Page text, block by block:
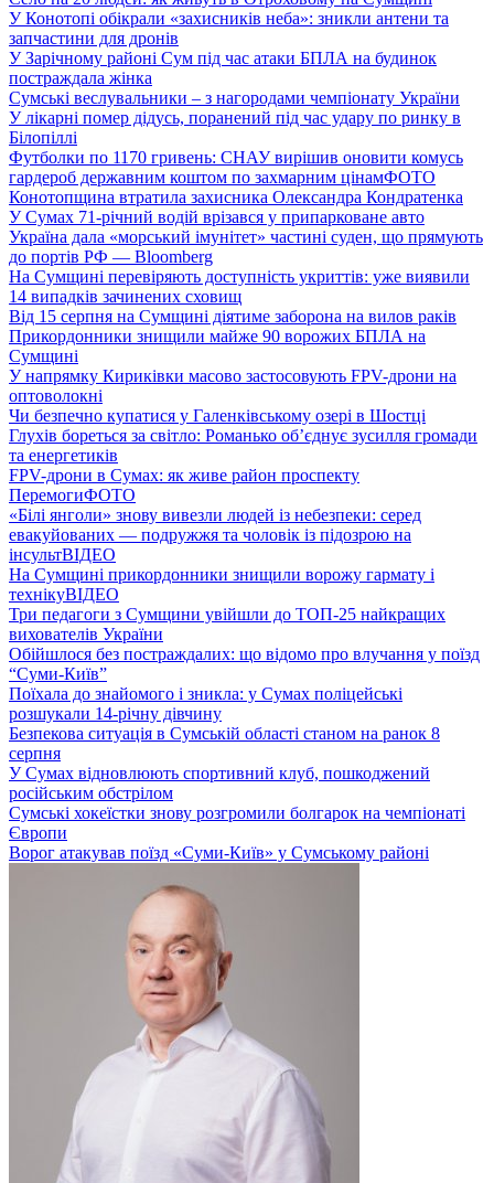
У Конотопі обікрали «захисників неба»: зникли антени та
запчастини для дронів
У Зарічному районі Сум під час атаки БПЛА на будинок
постраждала жінка
Сумські веслувальники – з нагородами чемпіонату України
У лікарні помер дідусь, поранений під час удару по ринку в
Білопіллі
Футболки по 1170 гривень: СНАУ вирішив оновити комусь
гардероб державним коштом по захмарним цінамФОТО
Конотопщина втратила захисника Олександра Кондратенка
У Сумах 71-річний водій врізався у припарковане авто
Україна дала «морський імунітет» частині суден, що прямують
до портів РФ — Bloomberg
На Сумщині перевіряють доступність укриттів: уже виявили
14 випадків зачинених сховищ
Від 15 серпня на Сумщині діятиме заборона на вилов раків
Прикордонники знищили майже 90 ворожих БПЛА на
Сумщині
У напрямку Кириківки масово застосовують FPV-дрони на
оптоволокні
Чи безпечно купатися у Галенківському озері в Шостці
Глухів бореться за світло: Романько об’єднує зусилля громади
та енергетиків
FPV-дрони в Сумах: як живе район проспекту
ПеремогиФОТО
«Білі янголи» знову вивезли людей із небезпеки: серед
евакуйованих — подружжя та чоловік із підозрою на
інсультВІДЕО
На Сумщині прикордонники знищили ворожу гармату і
технікуВІДЕО
Три педагоги з Сумщини увійшли до ТОП-25 найкращих
вихователів України
Обійшлося без постраждалих: що відомо про влучання у поїзд
“Суми-Київ”
Поїхала до знайомого і зникла: у Сумах поліцейські
розшукали 14-річну дівчину
Безпекова ситуація в Сумській області станом на ранок 8
серпня
У Сумах відновлюють спортивний клуб, пошкоджений
російським обстрілом
Сумські хокеїстки знову розгромили болгарок на чемпіонаті
Європи
Ворог атакував поїзд «Суми-Київ» у Сумському районі